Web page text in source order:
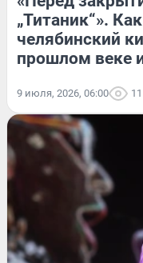
„Титаник“».
челябинский
прошлом веке
9 июля, 2026, 06:00